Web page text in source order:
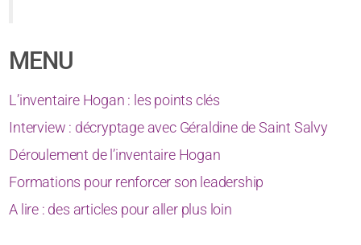
MENU
L’inventaire Hogan : les points clés
Interview : décryptage avec Géraldine de Saint Salvy
Déroulement de l’inventaire Hogan
Formations pour renforcer son leadership
A lire : des articles pour aller plus loin